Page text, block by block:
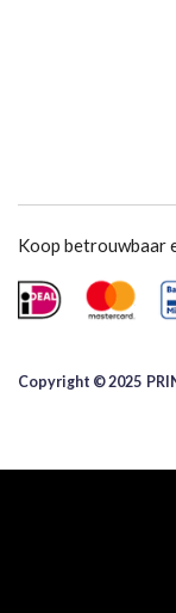
Koop betrouwbaar
Copyright © 2025